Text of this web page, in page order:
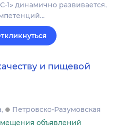
1» динамично развивается,
и пищевой
Петровско-Разумовская
объявлений